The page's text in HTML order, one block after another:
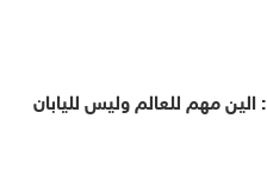
NEO Markets: الين مهم للعالم وليس لليابان